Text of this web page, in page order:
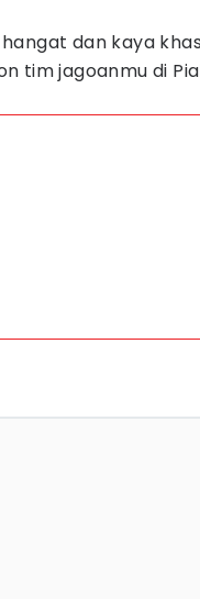
dan kaya
tim jagoanmu di